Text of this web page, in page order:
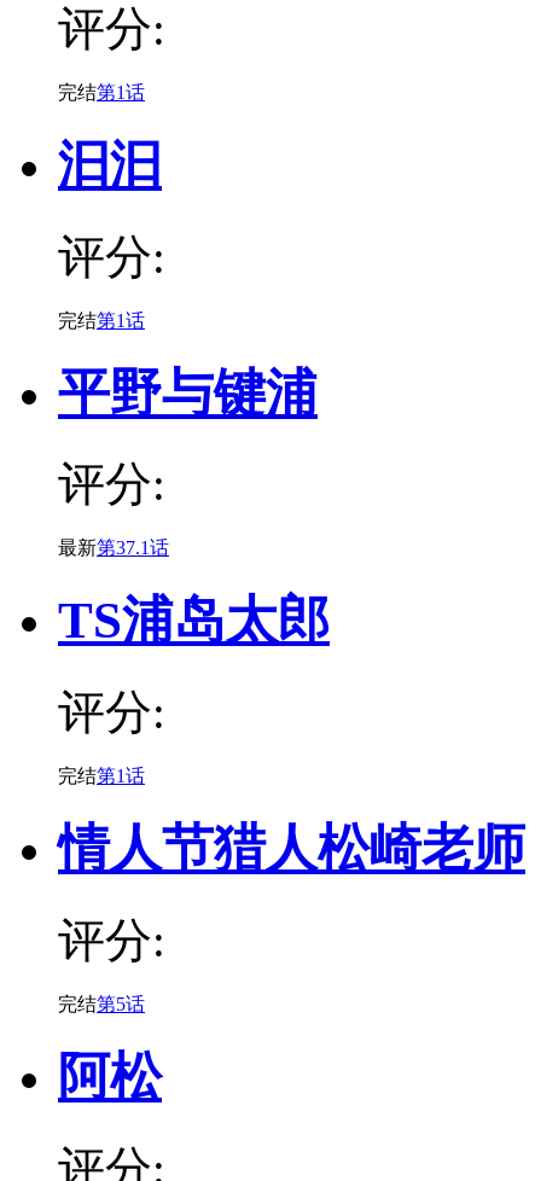
评分:
完结第1话
汩汩
评分:
完结第1话
平野与键浦
评分:
最新第37.1话
TS浦岛太郎
评分:
完结第1话
情人节猎人松崎老师
评分:
完结第5话
阿松
评分: